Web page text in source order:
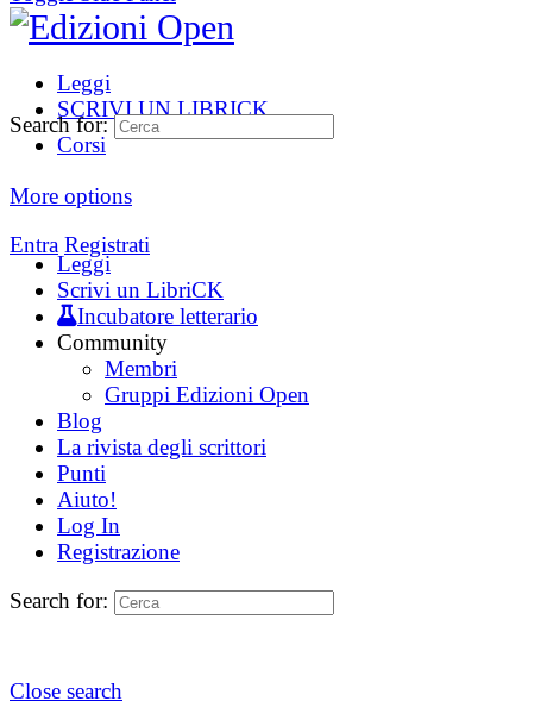
Leggi
SCRIVI UN LIBRICK
Corsi
More options
Entra Registrati
Search for:
Leggi
Scrivi un LibriCK
Incubatore letterario
Community
Membri
Gruppi Edizioni Open
Blog
La rivista degli scrittori
Punti
Aiuto!
Log In
Registrazione
Search for:
Close search